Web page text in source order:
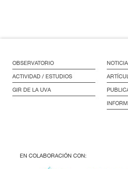
OBSERVATORIO
ACTIVIDAD / ESTUDIOS
GIR DE LA UVA
EN COLABORACIÓN CON: